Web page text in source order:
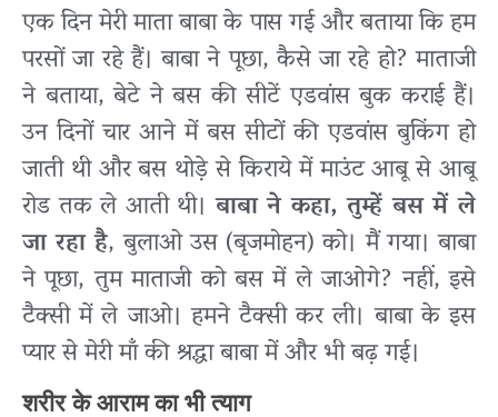
एक दिन मेरी माता बाबा के पास गई और बताया कि हम
परसों जा रहे हैं। बाबा ने पूछा, कैसे जा रहे हो? माताजी
ने बताया, बेटे ने बस की सीटें एडवांस बुक कराई हैं।
उन दिनों चार आने में बस सीटों की एडवांस बुकिंग हो
जाती थी और बस थोड़े से किराये में माउंट आबू से आबू
रोड तक ले आती थी।बाबा ने कहा, तुम्हें बस में ले
जा रहा है, बुलाओ उस (बृजमोहन) को। मैं गया। बाबा
ने पूछा, तुम माताजी को बस में ले जाओगे? नहीं, इसे
टैक्सी में ले जाओ। हमने टैक्सी कर ली। बाबा के इस
प्यार से मेरी माँ की श्रद्धा बाबा में और भी बढ़ गई।
शरीर के आराम का भी त्याग